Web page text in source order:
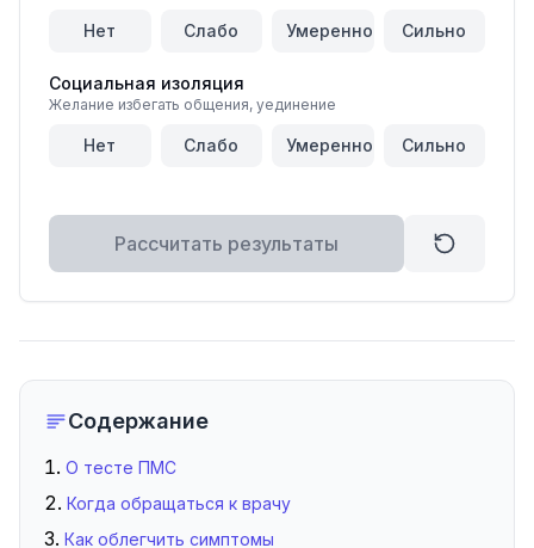
Нет Слабо Умеренно Сильно
Социальная изоляция
Желание избегать общения, уединение
Нет Слабо Умеренно Сильно
Рассчитать результаты
Содержание
О тесте ПМС
Когда обращаться к врачу
Как облегчить симптомы